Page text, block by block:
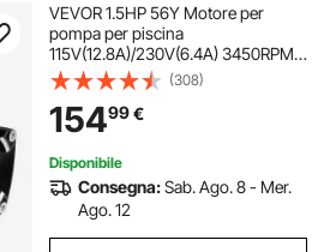
VEVOR 1.5HP 56Y Motore per
pompa per piscina
115V(12.8A)/230V(6.4A) 3450RPM
Fattore di lavoro 1.1 Condensatore
90μF/250V Flangia quadrata
Motore sostitutivo rotante in senso
antiorario per piscine
(308)
15499€
Disponibile
Consegna:Sab. Ago. 8 - Mer.
Ago. 12